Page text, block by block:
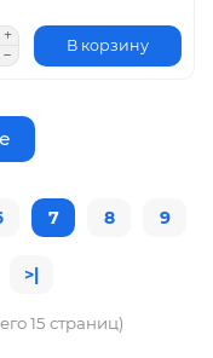
В корзину
7 8 9
>|
15 страниц)